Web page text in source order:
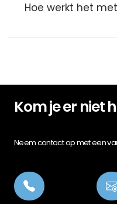
Hoe werkt het
Kom je er niet
Neem contact op met een